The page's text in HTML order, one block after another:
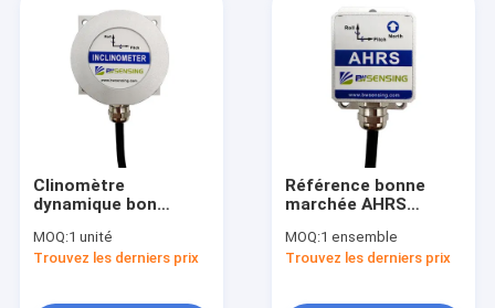
Clinomètre
dynamique bon
RS232/485/TTL
d'inclinomètre de
MOQ:1 unité
Trouvez les derniers prix
Référence bonne
marchée AHRS
l'attitude BW-AH50
et de se diriger
MOQ:1 ensemble
Trouvez les derniers prix